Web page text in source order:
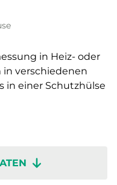
in Heiz- oder
verschiedenen
in einer Schutzhülse